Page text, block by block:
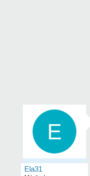
E
Ela31